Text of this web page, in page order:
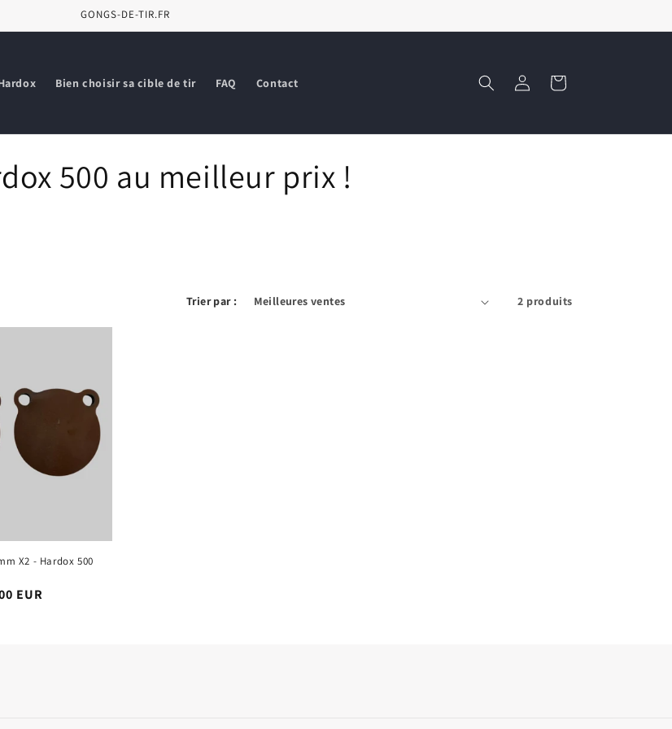
GONGS-DE-TIR.FR
Bien choisir sa cible de tir FAQ Contact Connexion Panier
500 au meilleur prix !
Trier par : 2 produits
X2 - Hardox 500
EUR